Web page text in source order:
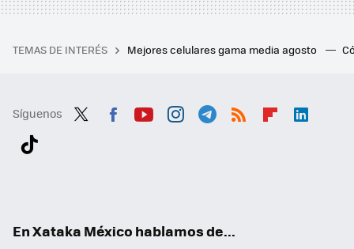
TEMAS DE INTERÉS Mejores celulares gama media agosto
Síguenos
En Xataka México hablamos de...